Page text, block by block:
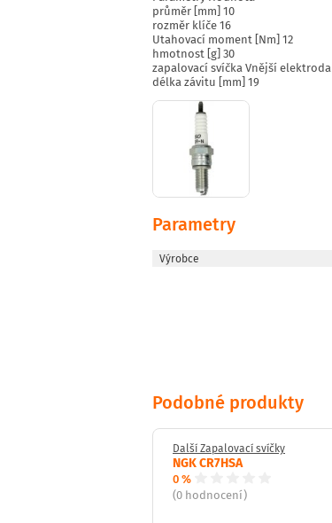
průměr [mm] 10
rozměr klíče 16
Utahovací moment [Nm] 12
hmotnost [g] 30
zapalovací svíčka Vnější elektroda
délka závitu [mm] 19
Parametry
Výrobce
Podobné produkty
Další Zapalovací svíčky
NGK CR7HSA
0 %
(0 hodnocení)